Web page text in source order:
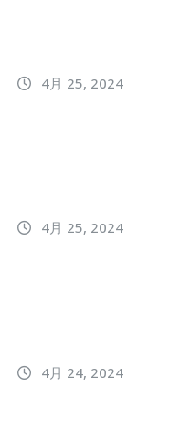
4月 25, 2024
4月 25, 2024
4月 24, 2024